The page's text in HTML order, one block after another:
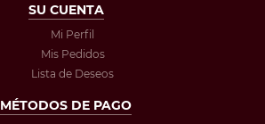
SU CUENTA
Mi Perfil
Mis Pedidos
Lista de Deseos
MÉTODOS DE PAGO